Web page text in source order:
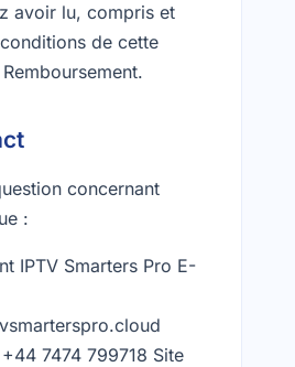
avoir lu, compris et
de cette
concernant
:
IPTV Smarters Pro E-
7474 799718 Site